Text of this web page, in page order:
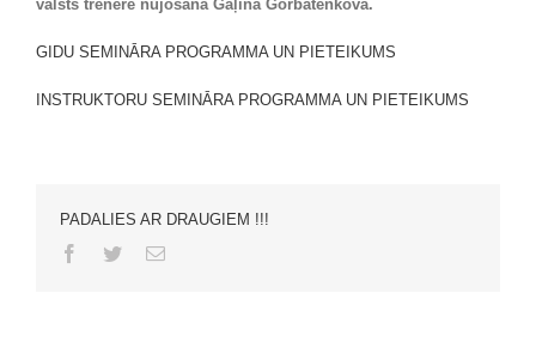
valsts trenere nūjošanā Gaļina Gorbatenkova.
GIDU SEMINĀRA PROGRAMMA UN PIETEIKUMS
INSTRUKTORU SEMINĀRA PROGRAMMA UN PIETEIKUMS
PADALIES AR DRAUGIEM !!!
Facebook
TwitterEmail